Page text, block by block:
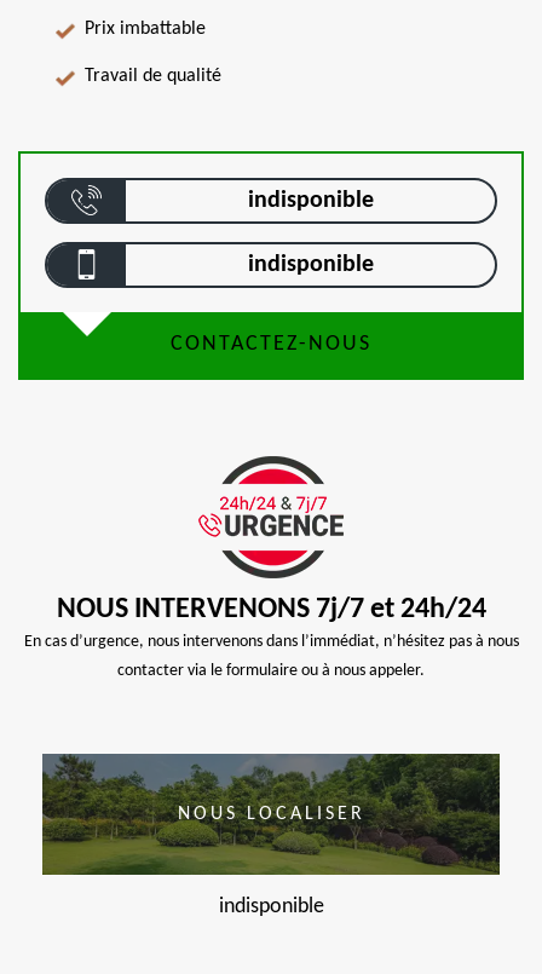
Prix imbattable
Travail de qualité
indisponible
indisponible
CONTACTEZ-NOUS
NOUS INTERVENONS 7j/7 et 24h/24
En cas d’urgence, nous intervenons dans l’immédiat, n’hésitez pas à nous
contacter via le formulaire ou à nous appeler.
NOUS LOCALISER
indisponible